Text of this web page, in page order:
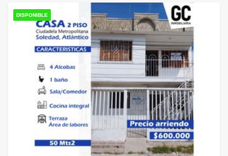
DISPONIBLE